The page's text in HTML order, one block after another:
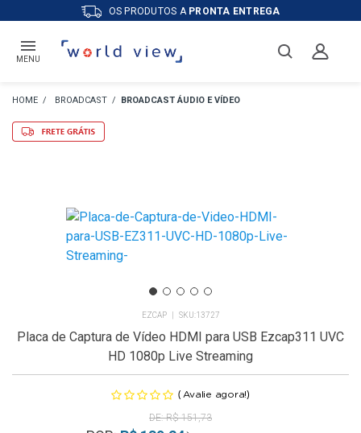
OS PRODUTOS A PRONTA ENTREGA
MENU
BROADCAST BROADCAST ÁUDIO E VÍDEO
EZCAP 13727
Placa de Captura de Vídeo HDMI para USB Ezcap311 UVC
HD 1080p Live Streaming
(Avalie agora!)
R$ 151,73